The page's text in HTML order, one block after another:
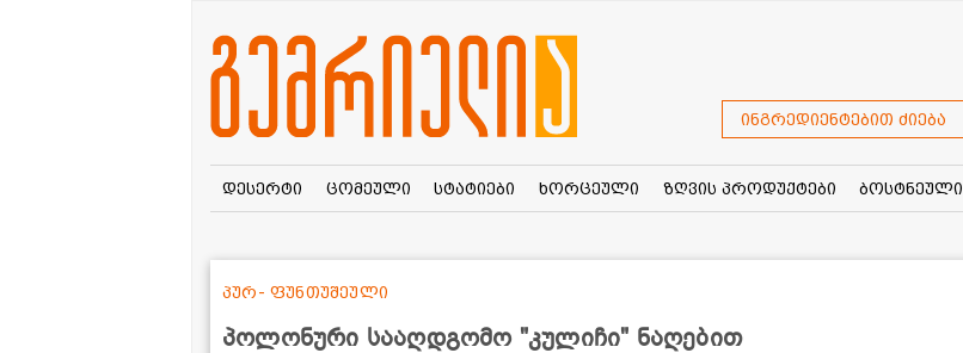
ინგრედიენტებით ძიება
დესერტი ცომეული სტატიები ხორცეული ზღვის პროდუქტები ბოსტნეული
პოლონური სააღდგომო "კულიჩი" ნაღებით
პურ- ფუნთუშეული